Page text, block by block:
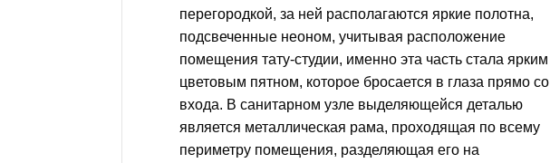
перегородкой, за ней располагаются яркие полотна,
подсвеченные неоном, учитывая расположение
помещения тату-студии, именно эта часть стала ярким
цветовым пятном, которое бросается в глаза прямо со
входа. В санитарном узле выделяющейся деталью
является металлическая рама, проходящая по всему
периметру помещения, разделяющая его на